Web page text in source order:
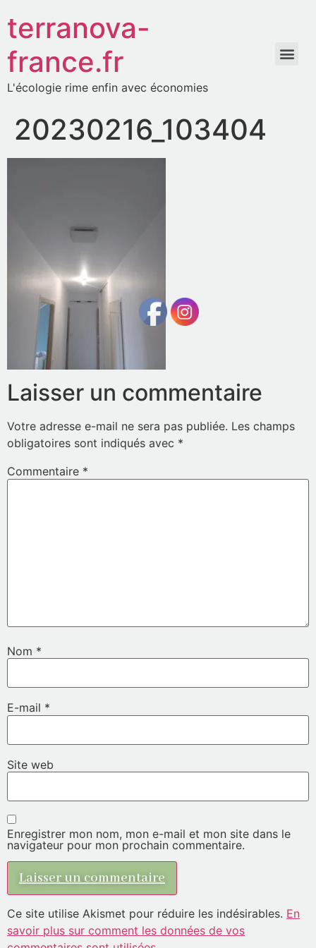
terranova-
france.fr
L'écologie rime enfin avec économies
20230216_103404
Laisser un commentaire
Votre adresse e-mail ne sera pas publiée. Les champs
obligatoires sont indiqués avec *
Commentaire *
Nom *
E-mail *
Site web
Enregistrer mon nom, mon e-mail et mon site dans le
navigateur pour mon prochain commentaire.
Ce site utilise Akismet pour réduire les indésirables. En
savoir plus sur comment les données de vos